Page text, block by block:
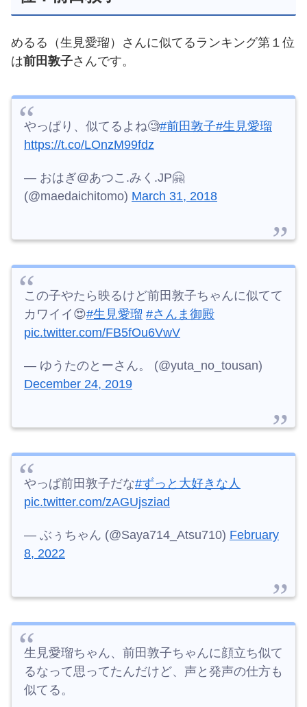
めるる（生見愛瑠）さんに似てるランキング第１位
は前田敦子さんです。
やっぱり、似てるよね🧐#前田敦子#生見愛瑠
https://t.co/LOnzM99fdz
— おはぎ@あつこ.みく.JP🤗
(@maedaichitomo) March 31, 2018
この子やたら映るけど前田敦子ちゃんに似てて
カワイイ😍#生見愛瑠 #さんま御殿
pic.twitter.com/FB5fOu6VwV
— ゆうたのとーさん。 (@yuta_no_tousan)
December 24, 2019
やっぱ前田敦子だな#ずっと大好きな人
pic.twitter.com/zAGUjsziad
— ぶぅちゃん (@Saya714_Atsu710) February
8, 2022
生見愛瑠ちゃん、前田敦子ちゃんに顔立ち似て
るなって思ってたんだけど、声と発声の仕方も
似てる。